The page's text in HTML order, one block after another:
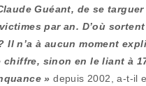
Guéant, de se
par an. D’où
Il n’a à aucun moment
chiffre, sinon en le liant à
» depuis 2002, a-t-il